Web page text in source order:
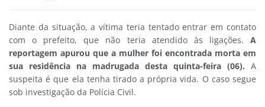
Diante da situação, a vítima teria tentado entrar em contato
com o prefeito, que não teria atendido às ligações. A
reportagem apurou que a mulher foi encontrada morta em
sua residência na madrugada desta quinta-feira (06). A
suspeita é que ela tenha tirado a própria vida. O caso segue
sob investigação da Polícia Civil.